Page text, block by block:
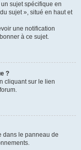
sujet spécifique en
sujet », situé en haut et
une notification
à ce sujet.
?
cliquant sur le lien
dans le panneau de